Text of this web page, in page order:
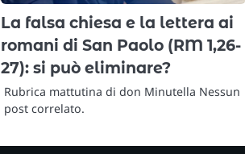
La falsa chiesa e la lettera ai
romani di San Paolo (RM 1,26-
27): si può eliminare?
Rubrica mattutina di don Minutella Nessun
post correlato.